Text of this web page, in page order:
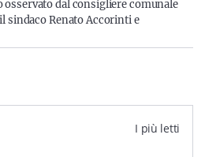
osservato dal consigliere comunale
sindaco Renato Accorinti e
I più letti